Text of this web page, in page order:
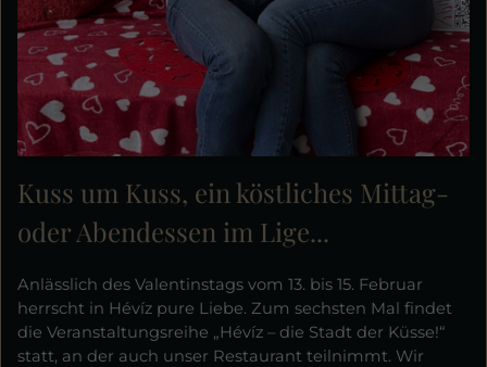
Kuss um Kuss, ein köstliches Mittag-
oder Abendessen im Lige...
Anlässlich des Valentinstags vom 13. bis 15. Februar
herrscht in Hévíz pure Liebe. Zum sechsten Mal findet
die Veranstaltungsreihe „Hévíz – die Stadt der Küsse!“
statt, an der auch unser Restaurant teilnimmt. Wir